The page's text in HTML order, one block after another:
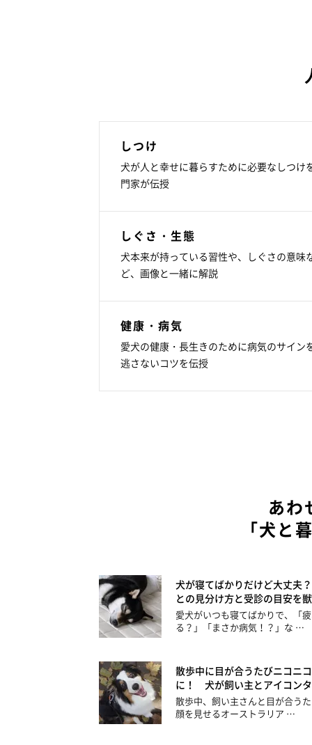
しつけ
犬が人と幸せに暮らすために必要なしつけ
門家が伝授
しぐさ・生態
犬本来が持っている習性や、しぐさの意味
ど、画像と一緒に解説
健康・病気
愛犬の健康・長生きのために病気のサイン
逃さないコツを伝授
あわ
「犬と
犬が寝てばかりだけど大丈夫
との見分け方と受診の目安を
愛犬がいつも寝てばかりで、「
る？」「まさか病気！？」な …
散歩中に目が合うたびニコニ
に！ 犬が飼い主とアイコン
散歩中、飼い主さんと目が合う
顔を見せるオーストラリア …